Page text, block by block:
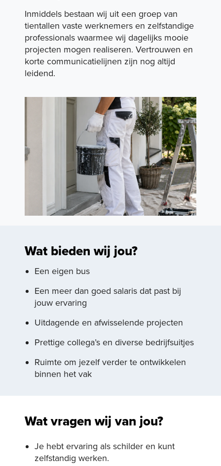
Inmiddels bestaan wij uit een groep van
tientallen vaste werknemers en zelfstandige
professionals waarmee wij dagelijks mooie
projecten mogen realiseren. Vertrouwen en
korte communicatielijnen zijn nog altijd
leidend.
Wat bieden wij jou?
Een eigen bus
Een meer dan goed salaris dat past bij
jouw ervaring
Uitdagende en afwisselende projecten
Prettige collega’s en diverse bedrijfsuitjes
Ruimte om jezelf verder te ontwikkelen
binnen het vak
Wat vragen wij van jou?
Je hebt ervaring als schilder en kunt
zelfstandig werken.